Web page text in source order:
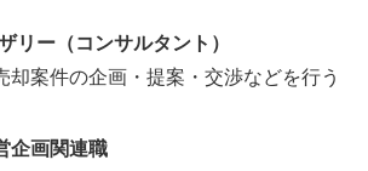
リー（コンサルタント）
却案件の企画・提案・交渉などを行う
企画関連職